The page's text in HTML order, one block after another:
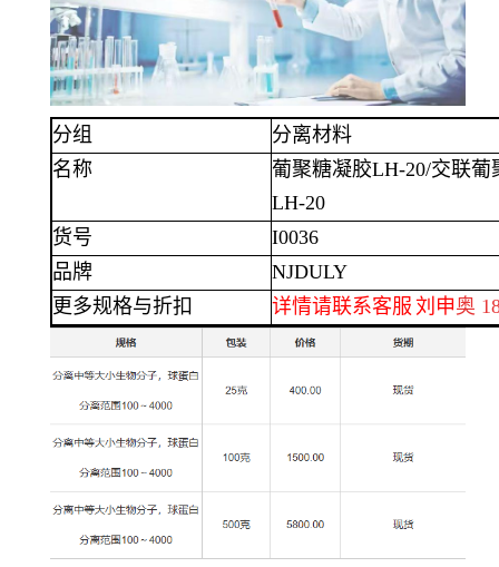
分组
分离材料
名称
葡聚糖凝胶LH-20/交联葡
LH-20
货号
I0036
品牌
NJDULY
更多规格与折扣
详情请联系客服 刘 申奥